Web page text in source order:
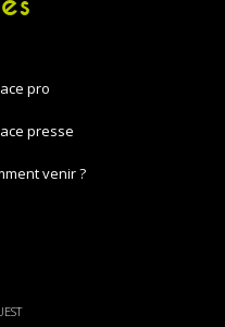
pro
presse
venir ?